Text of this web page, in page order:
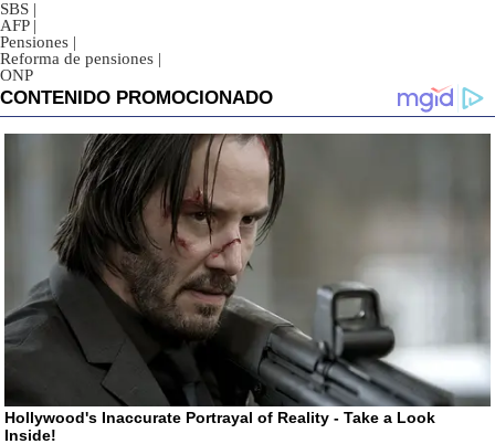
SBS |
AFP |
Pensiones |
Reforma de pensiones |
ONP